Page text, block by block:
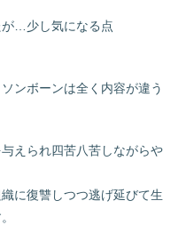
が…少し気になる点
ンボーンは全く内容が違う
えられ四苦八苦しながらや
に復讐しつつ逃げ延びて生